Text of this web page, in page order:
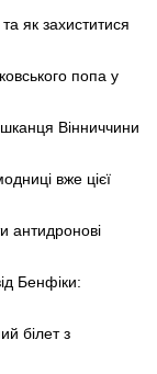
як захиститися
попа у
Вінниччини
вже цієї
антидронові
Бенфіки:
білет з